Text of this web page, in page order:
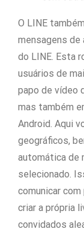
O LINE
mensagens de
do LINE. Esta
usuários de
papo de vídeo
mas também
Android. Aqui
geográficos,
automática de
selecionado.
comunicar
criar a própria
convidados